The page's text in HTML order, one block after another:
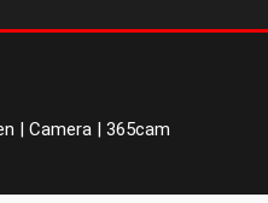
| Camera | 365cam